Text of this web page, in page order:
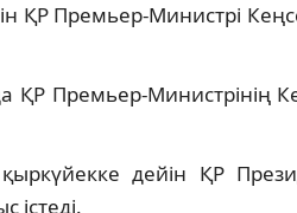
Премьер-Министрі
ҚР Премьер-Министрінің
дейін ҚР